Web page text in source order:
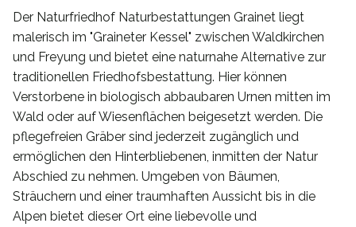
Der Naturfriedhof Naturbestattungen Grainet liegt
malerisch im "Graineter Kessel" zwischen Waldkirchen
und Freyung und bietet eine naturnahe Alternative zur
traditionellen Friedhofsbestattung. Hier können
Verstorbene in biologisch abbaubaren Urnen mitten im
Wald oder auf Wiesenflächen beigesetzt werden. Die
pflegefreien Gräber sind jederzeit zugänglich und
ermöglichen den Hinterbliebenen, inmitten der Natur
Abschied zu nehmen. Umgeben von Bäumen,
Sträuchern und einer traumhaften Aussicht bis in die
Alpen bietet dieser Ort eine liebevolle und